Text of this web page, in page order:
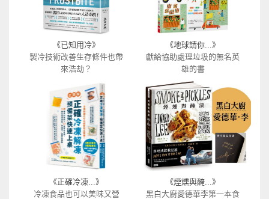
《已知用冷》
製冷技術改善生存條件也帶
來浩劫？
《地球請你...》
獻給協助處理垃圾的無名英
雄的書
《正確冷凍...》
冷凍食品也可以美味又營
《煙燻與醃...》
黑白大廚愛德華李第一本食